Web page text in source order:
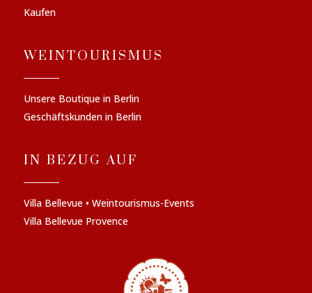
Kaufen
WEINTOURISMUS
Unsere Boutique in Berlin
Geschäftskunden in Berlin
IN BEZUG AUF
Villa Bellevue • Weintourismus-Events
Villa Bellevue Provence